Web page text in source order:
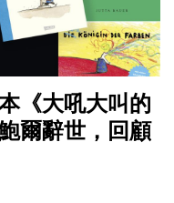
《大吼大叫的
爾辭世，回顧